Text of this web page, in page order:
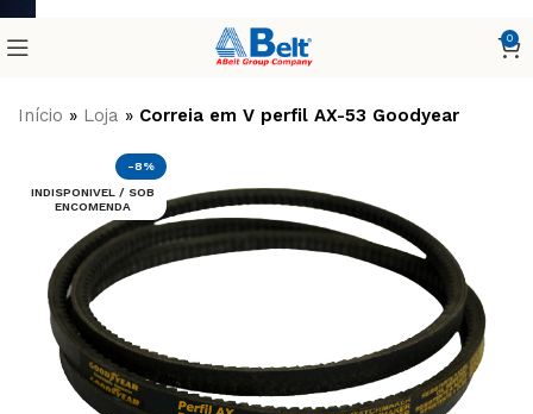
0
Início » Loja » Correia em V perfil AX-53 Goodyear
-8%
INDISPONIVEL / SOB
ENCOMENDA